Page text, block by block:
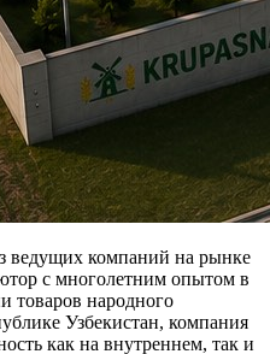
компаний на рынке
с многолетним опытом в
товаров народного
Узбекистан, компания
как на внутреннем, так и